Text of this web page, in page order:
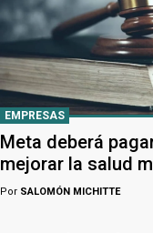
EMPRESAS
Meta deberá
mejorar la salud
Por SALOMÓN MICHITTE